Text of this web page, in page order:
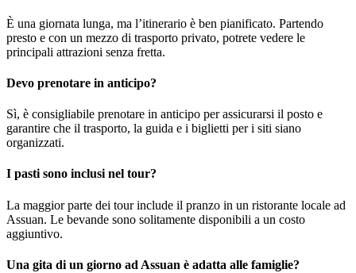
È una giornata lunga, ma l’itinerario è ben pianificato. Partendo
presto e con un mezzo di trasporto privato, potrete vedere le
principali attrazioni senza fretta.
Devo prenotare in anticipo?
Sì, è consigliabile prenotare in anticipo per assicurarsi il posto e
garantire che il trasporto, la guida e i biglietti per i siti siano
organizzati.
I pasti sono inclusi nel tour?
La maggior parte dei tour include il pranzo in un ristorante locale ad
Assuan. Le bevande sono solitamente disponibili a un costo
aggiuntivo.
Una gita di un giorno ad Assuan è adatta alle famiglie?